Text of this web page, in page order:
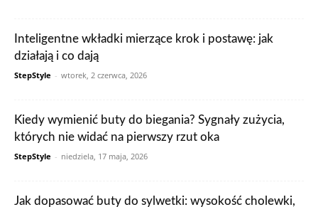
Inteligentne wkładki mierzące krok i postawę: jak
działają i co dają
StepStyle - wtorek, 2 czerwca, 2026
Kiedy wymienić buty do biegania? Sygnały zużycia,
których nie widać na pierwszy rzut oka
StepStyle - niedziela, 17 maja, 2026
Jak dopasować buty do sylwetki: wysokość cholewki,